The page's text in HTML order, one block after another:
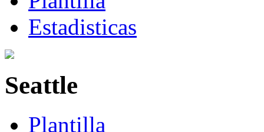
Estadisticas
Seattle
Plantilla